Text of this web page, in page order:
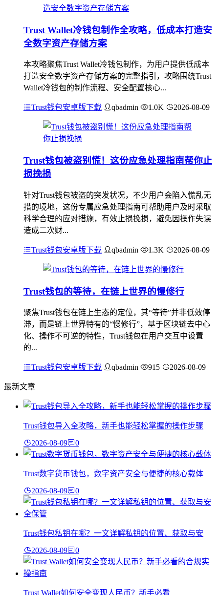
Trust Wallet冷钱包制作全攻略，低成本打造安
全数字资产存储方案
本攻略聚焦Trust Wallet冷钱包制作，为用户提供低成本
打造安全数字资产存储方案的完整指引，攻略围绕Trust
Wallet冷钱包的制作流程、安全配置核心...
Trust钱包安卓版下载 qbadmin 1.0K 2026-08-09
Trust钱包被盗别慌！这份应急处理指南帮你止
损挽损
针对Trust钱包被盗的突发状况，不少用户会陷入慌乱无
措的境地，这份专属应急处理指南可帮助用户及时采取
科学合理的应对措施，有效止损挽损，避免因操作失误
造成二次财...
Trust钱包安卓版下载 qbadmin 1.3K 2026-08-09
Trust钱包的等待，在链上世界的慢修行
聚焦Trust钱包在链上生态的定位，其“等待”并非低效停
滞，而是链上世界特有的“慢修行”，基于区块链去中心
化、操作不可逆的特性，Trust钱包在用户交互中设置
的...
Trust钱包安卓版下载 qbadmin 915 2026-08-09
最新文章
Trust钱包导入全攻略，新手也能轻松掌握的操作步骤
2026-08-09 0
Trust数字货币钱包，数字资产安全与便捷的核心载体
2026-08-09 0
Trust钱包私钥在哪？一文详解私钥的位置、获取与安
2026-08-09 0
Trust Wallet如何安全变现人民币？新手必看